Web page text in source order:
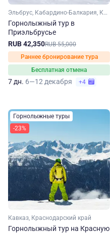
Эльбрус, Кабардино-Балкария, Кавказ, Ставропольский край
Горнолыжный тур в
Приэльбрусье
RUB 42,350RUB 55,000
Раннее бронирование тура
Бесплатная отмена
7 дн. 6—12 декабря +4
Горнолыжные туры
-23%
Кавказ, Краснодарский край
Горнолыжный тур на Красную